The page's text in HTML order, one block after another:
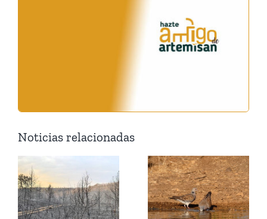
Noticias relacionadas